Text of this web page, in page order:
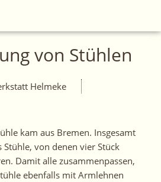
von Stühlen
Helmeke
kam aus Bremen. Insgesamt
Stühle, von denen vier Stück
Damit alle zusammenpassen,
ebenfalls mit Armlehnen